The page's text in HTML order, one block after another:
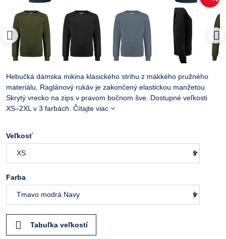
Hebučká dámska mikina klasického strihu z mäkkého pružného
materiálu, Raglánový rukáv je zakončený elastickou manžetou.
Skrytý vrecko na zips v pravom bočnom šve. Dostupné veľkosti
XS–2XL v 3 farbách. Čítajte viac
Veľkosť
Farba
Tabuľka veľkostí